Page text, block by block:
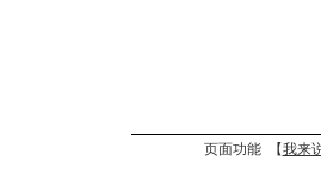
页面功能 【我来